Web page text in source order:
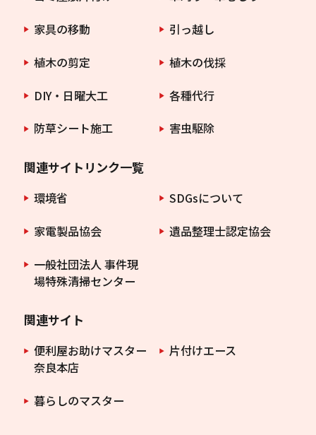
家具の移動
引っ越し
植木の剪定
植木の伐採
DIY・日曜大工
各種代行
防草シート施工
害虫駆除
関連サイトリンク一覧
環境省
SDGsについて
家電製品協会
遺品整理士認定協会
一般社団法人 事件現
場特殊清掃センター
関連サイト
便利屋お助けマスター
奈良本店
片付けエース
暮らしのマスター